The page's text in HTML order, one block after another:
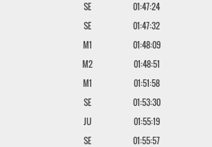
SE
01:47:24
SE
01:47:32
M1 01:48:09
M2
01:48:51
M1 01:51:58
SE
01:53:30
JU
01:55:19
SE
01:55:57